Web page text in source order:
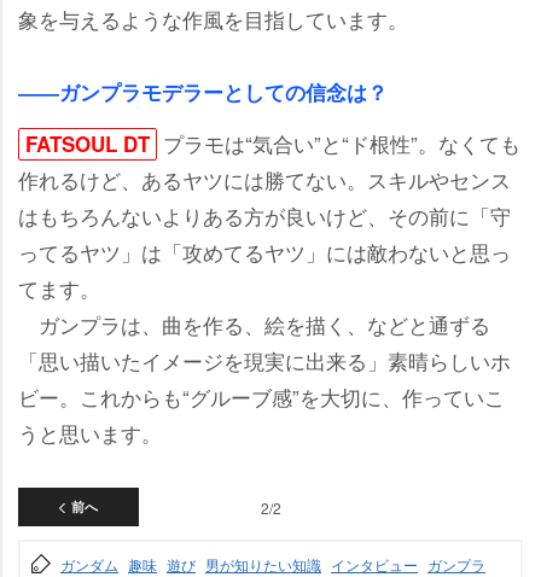
象を与えるような作風を目指しています。
――ガンプラモデラーとしての信念は？
FATSOUL DT プラモは“気合い”と“ド根性”。なくても
作れるけど、あるヤツには勝てない。スキルやセンス
はもちろんないよりある方が良いけど、その前に「守
ってるヤツ」は「攻めてるヤツ」には敵わないと思っ
てます。
ガンプラは、曲を作る、絵を描く、などと通ずる
「思い描いたイメージを現実に出来る」素晴らしいホ
ビー。これからも“グルーブ感”を大切に、作っていこ
うと思います。
前へ 2/2
ガンダム 趣味 遊び 男が知りたい知識 インタビュー ガンプラ